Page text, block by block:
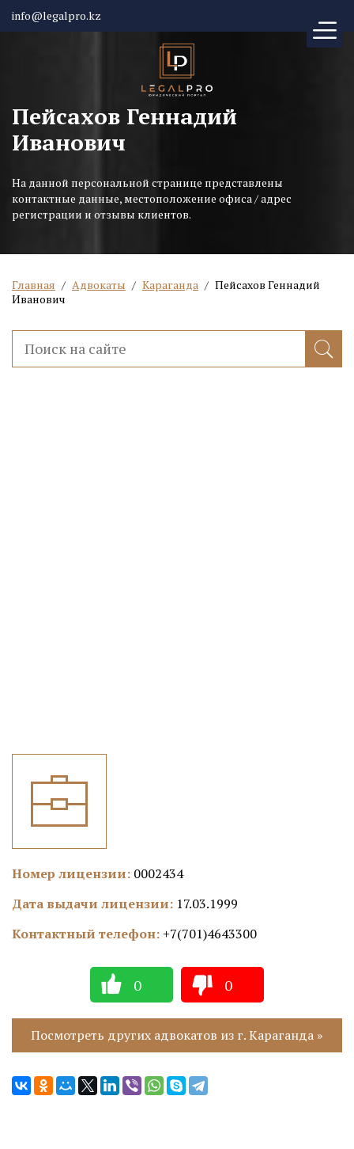
info@legalpro.kz
Пейсахов Геннадий
Иванович
На данной персональной странице представлены
контактные данные, местоположение офиса / адрес
регистрации и отзывы клиентов.
Главная / Адвокаты / Караганда / Пейсахов Геннадий
Иванович
Номер лицензии: 0002434
Дата выдачи лицензии: 17.03.1999
Контактный телефон: +7(701)4643300
0 0
Посмотреть других адвокатов из г. Караганда »